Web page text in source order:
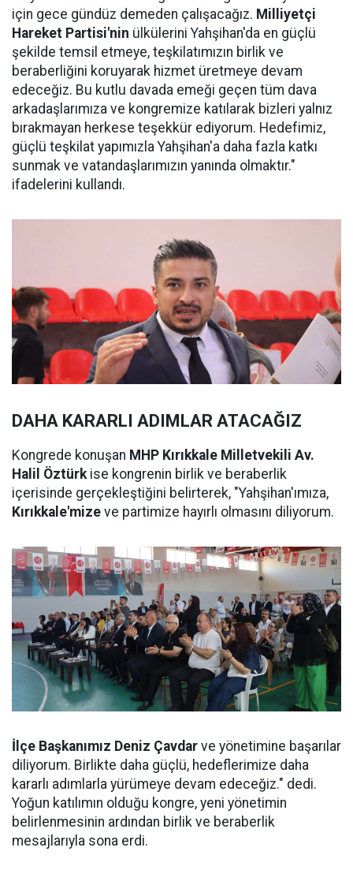
için gece gündüz demeden çalışacağız. Milliyetçi
Hareket Partisi'nin ülkülerini Yahşihan'da en güçlü
şekilde temsil etmeye, teşkilatımızın birlik ve
beraberliğini koruyarak hizmet üretmeye devam
edeceğiz. Bu kutlu davada emeği geçen tüm dava
arkadaşlarımıza ve kongremize katılarak bizleri yalnız
bırakmayan herkese teşekkür ediyorum. Hedefimiz,
güçlü teşkilat yapımızla Yahşihan'a daha fazla katkı
sunmak ve vatandaşlarımızın yanında olmaktır."
ifadelerini kullandı.
DAHA KARARLI ADIMLAR ATACAĞIZ
Kongrede konuşan MHP Kırıkkale Milletvekili Av.
Halil Öztürk ise kongrenin birlik ve beraberlik
içerisinde gerçekleştiğini belirterek, "Yahşihan'ımıza,
Kırıkkale'mize ve partimize hayırlı olmasını diliyorum.
İlçe Başkanımız Deniz Çavdar ve yönetimine başarılar
diliyorum. Birlikte daha güçlü, hedeflerimize daha
kararlı adımlarla yürümeye devam edeceğiz." dedi.
Yoğun katılımın olduğu kongre, yeni yönetimin
belirlenmesinin ardından birlik ve beraberlik
mesajlarıyla sona erdi.